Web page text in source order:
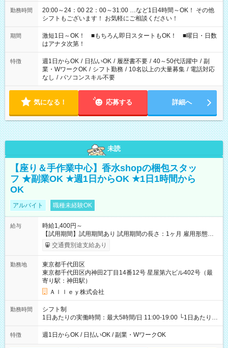
勤務時間
20:00～24：00 22：00～31:00 …など1日4時間～OK！ その他
シフトもございます！ お気軽にご相談ください！
期間
激短1日～OK！ ■もちろん即日スタートもOK！ ■曜日・日数
はアナタ次第！
特徴 週1日からOK / 日払いOK / 履歴書不要 / 40～50代活躍中 / 副
業・WワークOK / シフト勤務 / 10名以上の大量募集 / 電話対応
なし / パソコンスキル不要
気になる！ 応募する 詳細へ
未読
【座り＆手作業中心】香水shopの梱包スタッ
フ ★副業OK ★週1日からOK ★1日1時間から
OK
アルバイト 職種未経験OK
給与
時給1,400円～
【試用期間】試用期間あり 試用期間の長さ：1ヶ月 雇用形態、
給与は本採用時と同じです。
交通費別途支給あり
勤務地
東京都千代田区
東京都千代田区内神田2丁目14番12号 星屋第六ビル402号（最
寄り駅：神田駅）
Ａｌｌｅｙ株式会社
勤務時間
シフト制
1日あたりの実働時間：最大5時間/日 11:00-19:00 └1日あたりの
実働時間：1-5時間 └上記の時間帯内であれば、いつでも勤務可
能！ └平日・土曜日の中で、お好きな曜日でご勤務いただけま
特徴 週1日からOK / 日払いOK / 副業・WワークOK